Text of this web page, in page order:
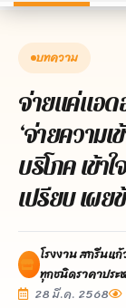
บทความ
จ่ายแค่แอด
‘จ่ายความเ
บริโภค เข้า
เปรียบ เผ
โรงงาน สกรีนแ
ทุกชนิดราคาประ
28 มี.ค. 2568